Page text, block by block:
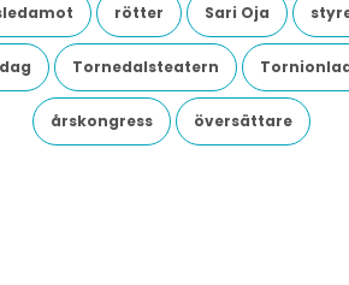
rötter Sari Oja
Tornedalsteatern
årskongress översättare